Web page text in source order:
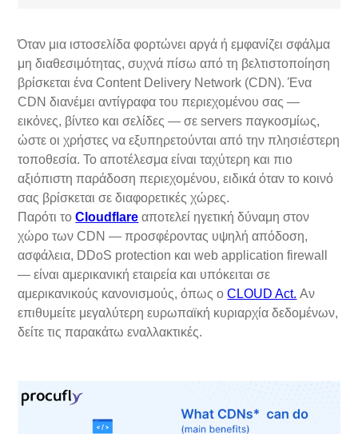
Όταν μια ιστοσελίδα φορτώνει αργά ή εμφανίζει σφάλμα
μη διαθεσιμότητας, συχνά πίσω από τη βελτιστοποίηση
βρίσκεται ένα Content Delivery Network (CDN). Ένα
CDN διανέμει αντίγραφα του περιεχομένου σας —
εικόνες, βίντεο και σελίδες — σε servers παγκοσμίως,
ώστε οι χρήστες να εξυπηρετούνται από την πλησιέστερη
τοποθεσία. Το αποτέλεσμα είναι ταχύτερη και πιο
αξιόπιστη παράδοση περιεχομένου, ειδικά όταν το κοινό
σας βρίσκεται σε διαφορετικές χώρες.
Παρότι τοCloudflare αποτελεί ηγετική δύναμη στον
χώρο των CDN — προσφέροντας υψηλή απόδοση,
ασφάλεια, DDoS protection και web application firewall
— είναι αμερικανική εταιρεία και υπόκειται σε
αμερικανικούς κανονισμούς, όπως οCLOUD Act. Αν
επιθυμείτε μεγαλύτερη ευρωπαϊκή κυριαρχία δεδομένων,
δείτε τις παρακάτω εναλλακτικές.